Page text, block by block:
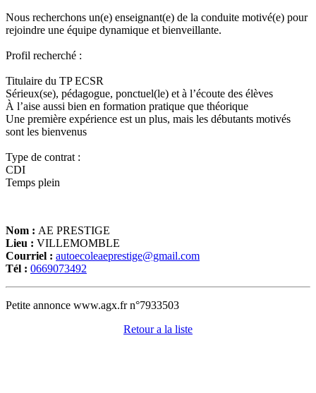
Nous recherchons un(e) enseignant(e) de la conduite motivé(e) pour
rejoindre une équipe dynamique et bienveillante.
Profil recherché :
Titulaire du TP ECSR
Sérieux(se), pédagogue, ponctuel(le) et à l’écoute des élèves
À l’aise aussi bien en formation pratique que théorique
Une première expérience est un plus, mais les débutants motivés
sont les bienvenus
Type de contrat :
CDI
Temps plein
Nom : AE PRESTIGE
Lieu : VILLEMOMBLE
Courriel : autoecoleaeprestige@gmail.com
Tél : 0669073492
Petite annonce www.agx.fr n°7933503
Retour a la liste